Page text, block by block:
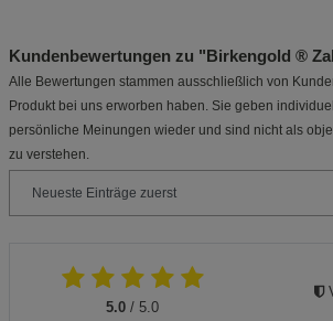
Kundenbewertungen zu "Birkengold ®
Alle Bewertungen stammen ausschließlich von
Produkt bei uns erworben haben. Sie geben
persönliche Meinungen wieder und sind nicht als
zu verstehen.
5.0 / 5.0